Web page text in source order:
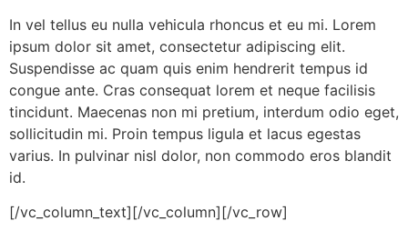
In vel tellus eu nulla vehicula rhoncus et eu mi. Lorem
ipsum dolor sit amet, consectetur adipiscing elit.
Suspendisse ac quam quis enim hendrerit tempus id
congue ante. Cras consequat lorem et neque facilisis
tincidunt. Maecenas non mi pretium, interdum odio eget,
sollicitudin mi. Proin tempus ligula et lacus egestas
varius. In pulvinar nisl dolor, non commodo eros blandit
id.
[/vc_column_text][/vc_column][/vc_row]